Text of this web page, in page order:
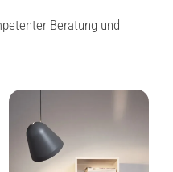
Beratung und